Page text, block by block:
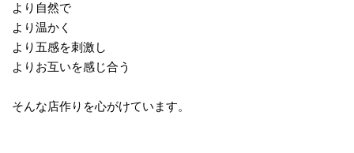
より自然で
より温かく
より五感を刺激し
よりお互いを感じ合う
そんな店作りを心がけています。